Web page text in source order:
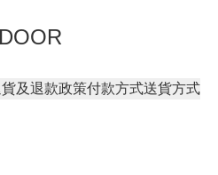
及退款政策付款方式送貨方式